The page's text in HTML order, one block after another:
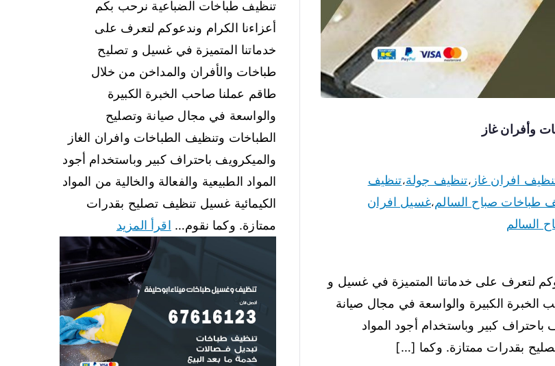
افران غاز ،تنظيف جولة،تنظيف
طباخات صباح السالم،غسيل افران
السالم
لتعرف على خدماتنا المتميزة في غسيل و
الكبيرة والواسعة في مجال صيانة
كبير وباستخدام أجود المواد
تصليح بقدرات ممتازة. وكما […]
تنظيف طباخات الضباعية نرحب بكم
أعزاءنا الكرام وندعوكم لتعرف على
خدماتنا المتميزة في غسيل و تصليح
طباخات والأفران والمداخن من خلال
طاقم عملنا صاحب الخبرة الكبيرة
والواسعة في مجال صيانة وتصليح
الطباخات وتنظيف الطباخات وافران الغاز
والميكرويف باحتراف كبير وباستخدام أجود
المواد الطبيعية والفعالة والخالية من المواد
الكيمائية غسيل تنظيف تصليح بقدرات
ممتازة. وكما نقوم… اقرأ المزيد